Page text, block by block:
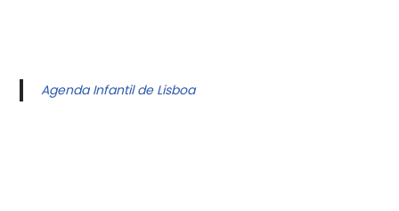
Agenda Infantil de Lisboa